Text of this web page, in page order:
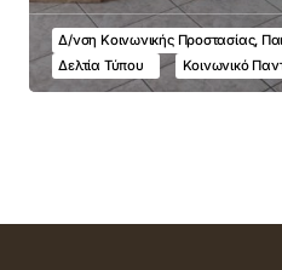
Δ/νση Κοινωνικής Προστασίας,
Δελτία Τύπου
Κοινωνικό